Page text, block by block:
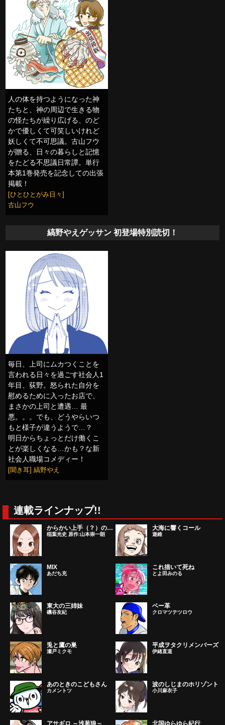
人の体を持つようになった神
たちと、神の周辺で生きる物
の怪たちが繰り広げる、のど
かで優しくて可笑しいけれど
妖しくて不可思議。古山フウ
が贈る、日々の暮らしと記憶
をたどる不思議日常譚。単行
本第1巻発売を記念しての出張
掲載！
[ひとひとがみ日々]
古山フウ
縞野やえゲッサン 初登場特別読切！
毎日、上司にムカつくことを
言われる日々を過ごす社会人1
年目、荻野。怒られた自分を
慰めるために入ったお店で、
まさかの上司と遭遇… 最
悪。。。でも、どうやらいつ
もと様子が違うようで…？
明日からちょっとだけ働くこ
とが楽しくなる…かも？な新
社会人職場コメディー！
[聞き耳] 縞野やえ
連載ラインナップ!!
からかい上手（？）の西片さん
稲葉光史 原作:山本崇一朗
大海に響くコール
遊維
MIX
あだち充
これ描いて死ね
とよ田みのる
東大の三姉妹
磯谷友紀
ベー革
クロマツテツロウ
兎と鷹の巣
瀬戸ミクモ
平成ヲタクリメンバーズ
伊緒直道
あのときのこどもさん
カメントツ
波のしじまのホリゾント
小川麻衣子
アサギロ ～浅葱狼～ 北国ゆらゆら紀行